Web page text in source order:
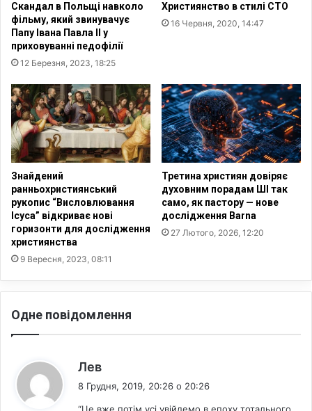
г
о
д
н
,
з
а
в
т
р
а
Скандал в Польщі навколо
фільму, який звинувачує
Папу Івана Павла ІІ у
приховуванні педофілії
12 Березня, 2023, 18:25
Християнство в стилі СТО
16 Червня, 2020, 14:47
Знайдений
ранньохристиянський
рукопис “Висловлювання
Ісуса” відкриває нові
горизонти для дослідження
християнства
9 Вересня, 2023, 08:11
Третина християн довіряє
духовним порадам ШІ так
само, як пастору — нове
дослідження Barna
27 Лютого, 2026, 12:20
Одне повідомлення
Лев
8 Грудня, 2019, 20:26 о 20:26